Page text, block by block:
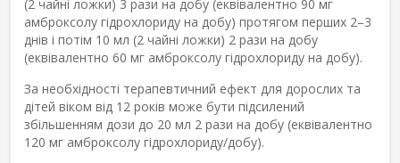
(2 чайні ложки) 3 рази на добу (еквівалентно 90 мг
амброксолу гідрохлориду на добу) протягом перших 2–3
днів і потім 10 мл (2 чайні ложки) 2 рази на добу
(еквівалентно 60 мг амброксолу гідрохлориду на добу).
За необхідності терапевтичний ефект для дорослих та
дітей віком від 12 років може бути підсилений
збільшенням дози до 20 мл 2 рази на добу (еквівалентно
120 мг амброксолу гідрохлориду/добу).